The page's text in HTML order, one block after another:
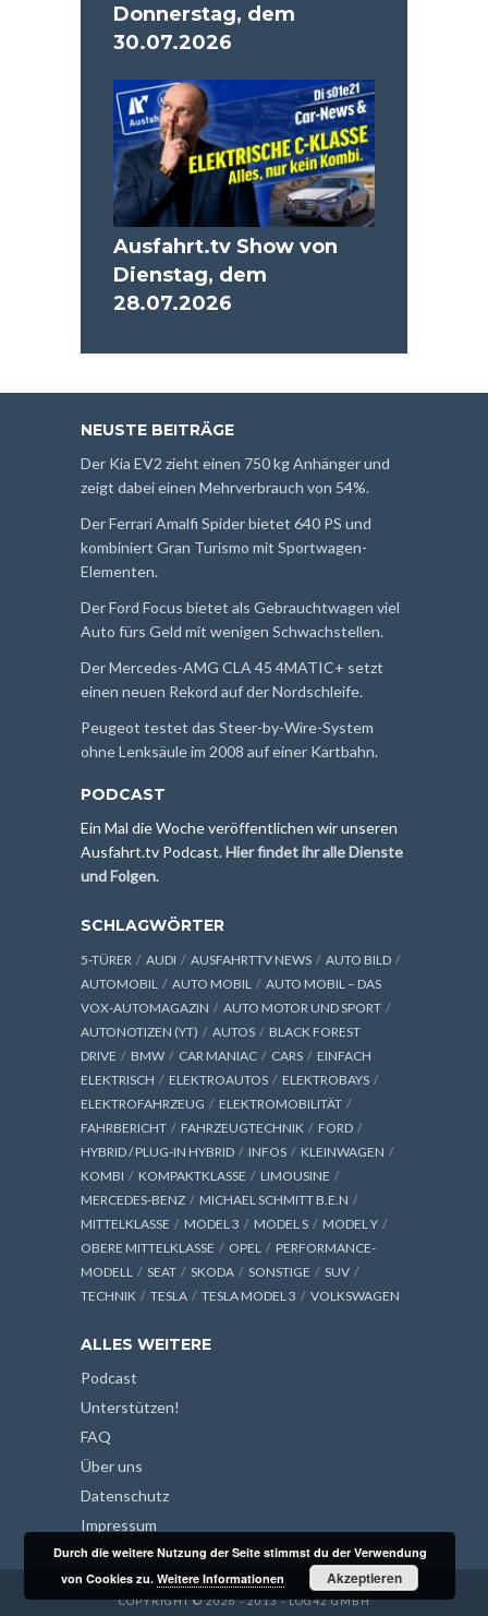
Donnerstag, dem
30.07.2026
Ausfahrt.tv Show von
Dienstag, dem
28.07.2026
NEUSTE BEITRÄGE
Der Kia EV2 zieht einen 750 kg Anhänger und
zeigt dabei einen Mehrverbrauch von 54%.
Der Ferrari Amalfi Spider bietet 640 PS und
kombiniert Gran Turismo mit Sportwagen-
Elementen.
Der Ford Focus bietet als Gebrauchtwagen viel
Auto fürs Geld mit wenigen Schwachstellen.
Der Mercedes-AMG CLA 45 4MATIC+ setzt
einen neuen Rekord auf der Nordschleife.
Peugeot testet das Steer-by-Wire-System
ohne Lenksäule im 2008 auf einer Kartbahn.
PODCAST
Ein Mal die Woche veröffentlichen wir unseren
Ausfahrt.tv Podcast.Hier findet ihr alle Dienste
und Folgen.
SCHLAGWÖRTER
5-TÜRER AUDI AUSFAHRTTV NEWS
AUTO BILD
AUTOMOBIL
AUTO MOBIL
AUTO MOBIL – DAS
VOX-AUTOMAGAZIN
AUTO MOTOR UND SPORT
AUTONOTIZEN (YT)
AUTOS
BLACK FOREST
DRIVE
BMW CAR MANIAC CARS
EINFACH
ELEKTRISCH
ELEKTROAUTOS
ELEKTROBAYS
ELEKTROFAHRZEUG
ELEKTROMOBILITÄT
FAHRBERICHT
FAHRZEUGTECHNIK
FORD
HYBRID / PLUG-IN HYBRID
INFOS
KLEINWAGEN
KOMBI
KOMPAKTKLASSE
LIMOUSINE
MERCEDES-BENZ
MICHAEL SCHMITT B.E.N
MITTELKLASSE
MODEL 3 MODEL S
MODEL Y
OBERE MITTELKLASSE
OPEL
PERFORMANCE-
MODELL
SEAT SKODA SONSTIGE
SUV
TECHNIK
TESLA TESLA MODEL 3 VOLKSWAGEN
ALLES WEITERE
Podcast
Unterstützen!
FAQ
Über uns
Datenschutz
Impressum
COPYRIGHT © 2026 - 2013 - LOG42 GMBH
Durch die weitere Nutzung der Seite stimmst du der Verwendung
von Cookies zu.Weitere Informationen Akzeptieren